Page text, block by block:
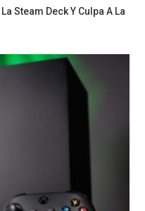
Steam Deck Y Culpa A La